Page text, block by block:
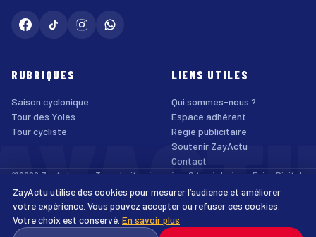
RUBRIQUES
Saison cyclonique
Tour des Yoles
Tour cycliste
LIENS UTILES
Qui sommes-nous ?
Espace adhérent
Régie publicitaire
Soutenir ZayActu
Contact
©2026 ZayActu.org. Tous droits réservés. · Site réalisé par Enjoy Digital
Agency
Mentions légales
Confidentialité Cookies Accessibilité
ZayActu utilise des cookies pour mesurer l’audience et améliorer
votre expérience. Vous pouvez accepter ou refuser ces cookies.
Votre choix est conservé. En savoir plus